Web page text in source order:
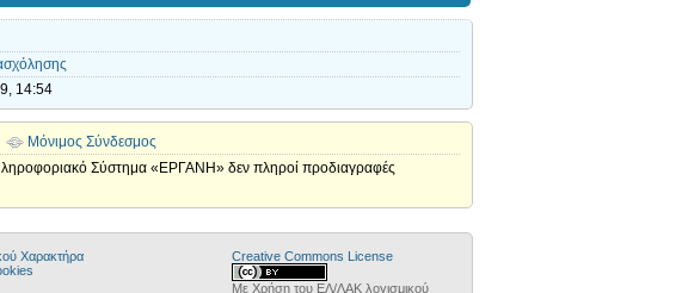
14:54
Μόνιμος Σύνδεσμος
Σύστημα «ΕΡΓΑΝΗ» δεν πληροί προδιαγραφές
Χαρακτήρα
Creative Commons License
Με Χρήση του ΕΛ/ΛΑΚ λογισμικού